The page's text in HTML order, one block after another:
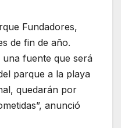
Fundadores,
de fin de año.
una fuente que será
parque a la playa
quedarán por
anunció